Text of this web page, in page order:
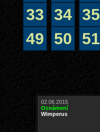
33 34 35
49
50 51
02.06.2015
Oznámení
Wimperus